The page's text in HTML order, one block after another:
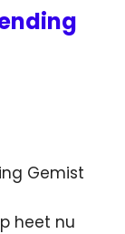
Gemist
heet nu